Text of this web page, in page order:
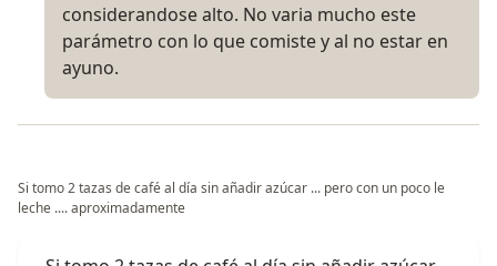
considerandose alto. No varia mucho este
parámetro con lo que comiste y al no estar en
ayuno.
Si tomo 2 tazas de café al día sin añadir azúcar ... pero con un poco le
leche .... aproximadamente